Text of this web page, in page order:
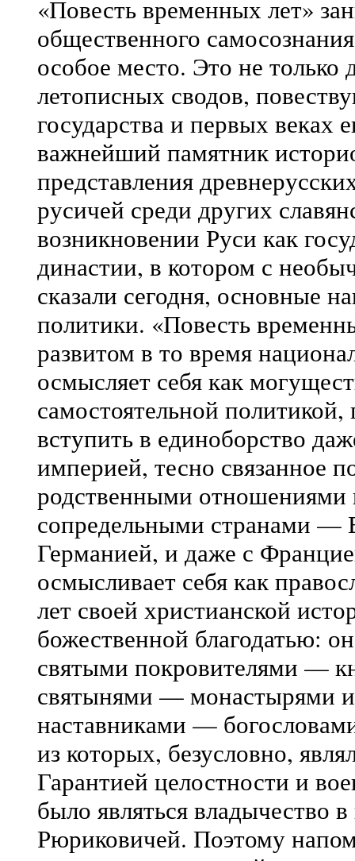
«Повесть временных лет»
общественного
особое место. Это не
летописных сводов,
государства и первых веках
важнейший памятник
представления
русичей среди других
возникновении Руси как
династии, в котором с
сказали сегодня, основные
политики. «Повесть
развитом в то время
осмысляет себя как
самостоятельной
вступить в единоборство
империей, тесно связанное
родственными отношениями
сопредельными странами —
Германией, и даже с
осмысливает себя как
лет своей христианской
божественной благодатью:
святыми покровителями —
святынями — монастырями
наставниками —
из которых, безусловно,
Гарантией целостности и
было являться владычество
Рюриковичей. Поэтому